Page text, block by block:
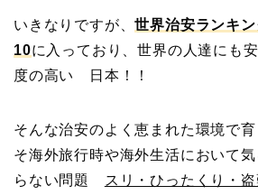
いきなりですが、世界治安ランキ
10に入っており、世界の人達にも
度の高い 日本！！
そんな治安のよく恵まれた環境で
そ海外旅行時や海外生活において
らない問題
スリ・ひったくり・盗